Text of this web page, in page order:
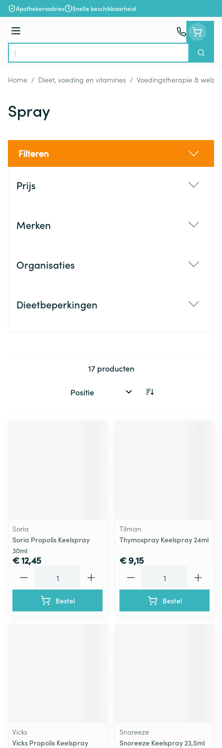
Ga naar de inhoud
Apothekersadvies Snelle beschikbaarheid
Menu
Product, merk, categorie...
Zoek
Home / Dieet, voeding en vitamines / Voedingstherapie & welzijn
Spray
Filteren
Prijs
Merken
Organisaties
Dieetbeperkingen
17producten
Sorteer op:
Soria
Soria Propolis Keelspray
30ml
€ 12,45
Bestel
Tilman
Thymospray Keelspray 24ml
€ 9,15
Bestel
Vicks
Vicks Propolis Keelspray
Snoreeze
Snoreeze Keelspray 23,5ml